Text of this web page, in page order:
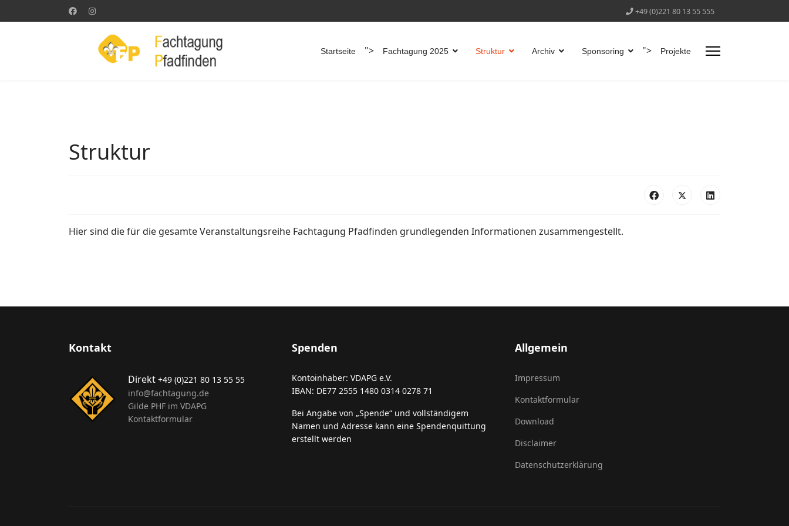
+49 (0)221 80 13 55 555
Startseite "> Fachtagung 2025 Struktur Archiv Sponsoring "> Projekte
Struktur
Hier sind die für die gesamte Veranstaltungsreihe Fachtagung Pfadfinden grundlegenden Informationen zusammengestellt.
Kontakt
Direkt +49 (0)221 80 13 55 55
info@fachtagung.de
Gilde PHF im VDAPG
Kontaktformular
Spenden
Kontoinhaber: VDAPG e.V.
IBAN: DE77 2555 1480 0314 0278 71
Bei Angabe von „Spende“ und vollständigem
Namen und Adresse kann eine Spendenquittung
erstellt werden
Allgemein
Impressum
Kontaktformular
Download
Disclaimer
Datenschutzerklärung